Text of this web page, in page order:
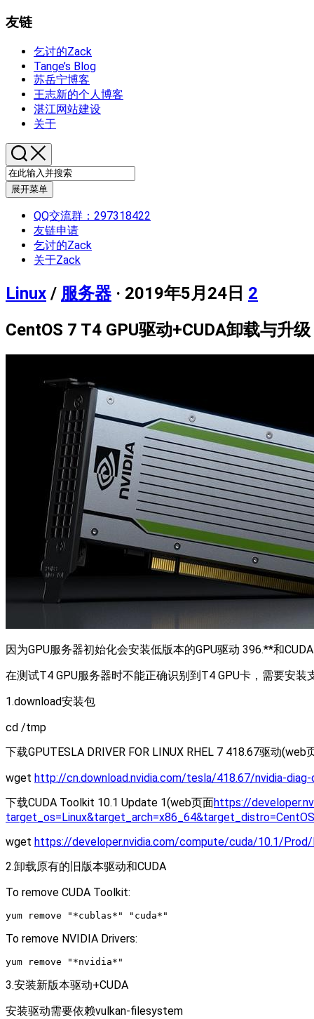
友链
乞讨的Zack
Tange’s Blog
苏岳宁博客
王志新的个人博客
湛江网站建设
关于
展开菜单
QQ交流群：297318422
友链申请
乞讨的Zack
关于Zack
Linux / 服务器· 2019年5月24日 2
CentOS 7 T4 GPU驱动+CUDA卸载与升级
因为GPU服务器初始化会安装低版本的GPU驱动 396.**和
在测试T4 GPU服务器时不能正确识别到T4 GPU卡，需要安
1.download安装包
cd /tmp
下载GPUTESLA DRIVER FOR LINUX RHEL 7 418.67驱动(web
wget http://cn.download.nvidia.com/tesla/418.67/nvidia-
下载CUDA Toolkit 10.1 Update 1(web页面https://
wget https://developer.nvidia.com/compute/cuda/10.1/
2.卸载原有的旧版本驱动和CUDA
To remove CUDA Toolkit:
yum remove "*cublas*" "cuda*"
To remove NVIDIA Drivers:
yum remove "*nvidia*"
3.安装新版本驱动+CUDA
安装驱动需要依赖vulkan-filesystem